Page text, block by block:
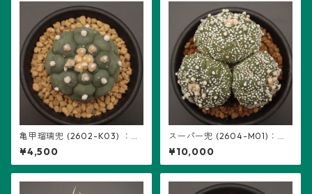
亀甲瑠璃兜 (2602-K03) ：ア
ストロフィツム属 ※実生
¥4,500
スーパー兜 (2604-M01)：ア
ストロフィツム属 ※実生、3頭
立ち
¥10,000